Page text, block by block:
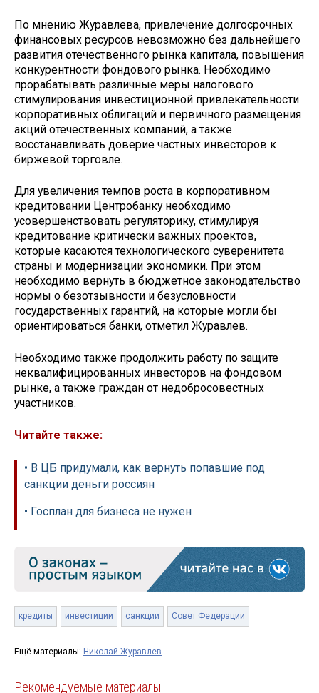
По мнению Журавлева, привлечение долгосрочных
финансовых ресурсов невозможно без дальнейшего
развития отечественного рынка капитала, повышения
конкурентности фондового рынка. Необходимо
прорабатывать различные меры налогового
стимулирования инвестиционной привлекательности
корпоративных облигаций и первичного размещения
акций отечественных компаний, а также
восстанавливать доверие частных инвесторов к
биржевой торговле.
Для увеличения темпов роста в корпоративном
кредитовании Центробанку необходимо
усовершенствовать регуляторику, стимулируя
кредитование критически важных проектов,
которые касаются технологического суверенитета
страны и модернизации экономики. При этом
необходимо вернуть в бюджетное законодательство
нормы о безотзывности и безусловности
государственных гарантий, на которые могли бы
ориентироваться банки, отметил Журавлев.
Необходимо также продолжить работу по защите
неквалифицированных инвесторов на фондовом
рынке, а также граждан от недобросовестных
участников.
Читайте также:
• В ЦБ придумали, как вернуть попавшие под
санкции деньги россиян
• Госплан для бизнеса не нужен
кредиты инвестиции санкции Совет Федерации
Ещё материалы: Николай Журавлев
Рекомендуемые материалы